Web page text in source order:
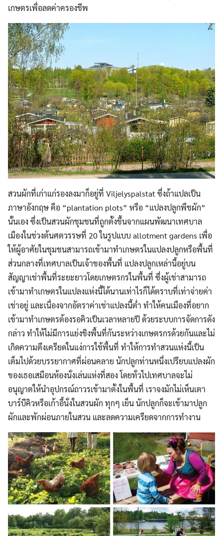
เกษตรเพื่อลดค่าครองชีพ
สวนผักที่เก่าแก่รองลงมาก็อยู่ที่ Viljelyspalstat ซึ่งถ้าแปลเป็น
ภาษาอังกฤษ คือ “plantation plots” หรือ “แปลงปลูกพืชผัก”
นั้นเอง ซึ่งเป็นสวนผักชุมชนที่ถูกตั้งขึ้นจากแผนพัฒนาเทศบาล
เมืองในช่วงต้นศตวรรษที่ 20 ในรูปแบบ allotment gardens เพื่อ
ให้ผู้อาศัยในชุมชนสามารถเข้ามาทำเกษตรในแปลงปลูกหรือพื้นที่
ส่วนกลางที่เทศบาลเป็นเจ้าของพื้นที่ แปลงปลูกเหล่านี้อยู่บน
สัญญาเช่าพื้นที่ระยะยาวโดยเกษตรกรในพื้นที่ ซึ่งผู้เช่าสามารถ
เข้ามาทำเกษตรในแปลงแห่งนี้ได้นานเท่าไรก็ได้ตราบที่เท่าจ่ายค่า
เช่าอยู่ และเนื่องจากอัตราค่าเช่าแปลงนี้ต่ำ ทำให้คนเมืองที่อยาก
เข้ามาทำเกษตรต้องรอคิวเป็นเวลาหลายปี ด้วยระบบการจัดการดัง
กล่าว ทำให้ไม่มีการแย่งชิงพื้นที่กันระหว่างเกษตรกรด้วยกันและไม่
เกิดความตึงเครียดในแง่การใช้พื้นที่ ทำให้การทำสวนแห่งนี้เป็น
เต็มไปด้วยบรรยากาศที่ผ่อนคลาย นักปลูกท่านหนึ่งเปรียบแปลงผัก
ของเธอเสมือนห้องนั่งเล่นแห่งที่สอง โดยทั่วไปเทศบาลจะไม่
อนุญาตให้นำอุปกรณ์ถาวรเข้ามาตั้งในพื้นที่ เราจงมักไม่เห็นเตา
บาร์บีคิวหรือเก้าอี้นั่งในสวนผัก ทุกๆ เย็น นักปลูกก็จะเข้ามาปลูก
ผักและพักผ่อนภายในสวน และลดความเครียดจากการทำงาน